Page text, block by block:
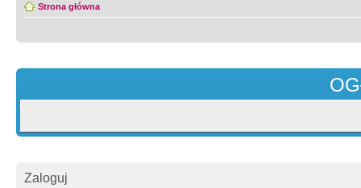
Strona główna
Zaloguj